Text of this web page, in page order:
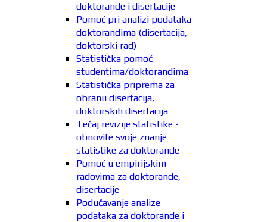
doktorande i disertacije
Pomoć pri analizi podataka
doktorandima (disertacija,
doktorski rad)
Statistička pomoć
studentima/doktorandima
Statistička priprema za
obranu disertacija,
doktorskih disertacija
Tečaj revizije statistike -
obnovite svoje znanje
statistike za doktorande
Pomoć u empirijskim
radovima za doktorande,
disertacije
Podučavanje analize
podataka za doktorande i